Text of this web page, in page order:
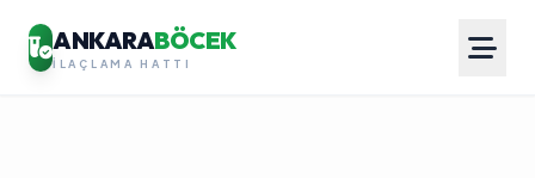
ANKARABÖCEK
İLAÇLAMA HATTI